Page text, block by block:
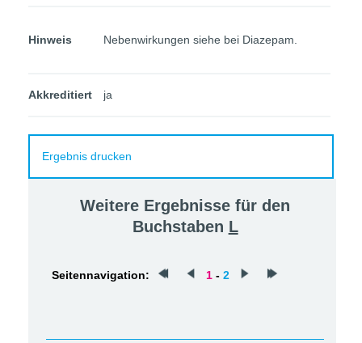
Hinweis Nebenwirkungen siehe bei Diazepam.
Akkreditiert ja
Ergebnis drucken
Weitere Ergebnisse für den
Buchstaben L
Seitennavigation: 1 - 2